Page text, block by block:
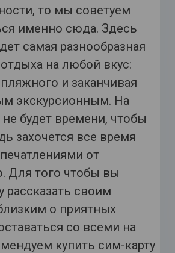
то мы советуем
именно сюда. Здесь
самая разнообразная
на любой вкус:
и заканчивая
экскурсионным. На
будет времени, чтобы
захочется все время
от
Для того чтобы вы
рассказать своим
о приятных
со всеми на
купить сим-карту